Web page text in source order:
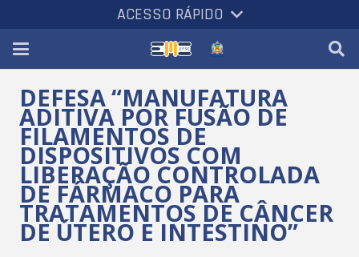
ACESSO RÁPIDO
DEFESA “MANUFATURA
ADITIVA POR FUSÃO DE
FILAMENTOS DE
DISPOSITIVOS COM
LIBERAÇÃO CONTROLADA
DE FÁRMACO PARA
TRATAMENTOS DE CÂNCER
DE ÚTERO E INTESTINO”